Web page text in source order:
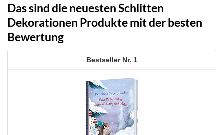
Das sind die neuesten Schlitten
Dekorationen Produkte mit der besten
Bewertung
1